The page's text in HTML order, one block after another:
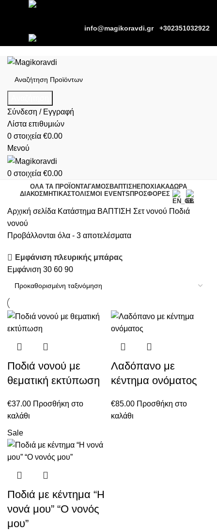
info@magikoravdi.gr| +302351032922
Σύνδεση / Εγγραφή
Λίστα επιθυμιών
0 στοιχεία €0.00
Μενού
0 στοιχεία €0.00
ΟΛΑ ΤΑ ΠΡΟΪΟΝΤΑΓΑΜΟΣΒΑΠΤΙΣΗΕΠΟΧΙΑΚΑΔΩΡΑ
ΔΙΑΚΟΣΜΗΤΙΚΑΣΤΟΛΙΣΜΟΙ EVENTSΠΡΟΣΦΟΡΕΣ
Αρχική σελίδα Κατάστημα ΒΑΠΤΙΣΗ Σετ νονού Ποδιά
νονού
Προβάλλονται όλα - 3 αποτελέσματα
Εμφάνιση πλευρικής μπάρας
Εμφάνιση 30 60 90
Ποδιά νονού με
θεματική εκτύπωση
€37.00 Προσθήκη στο
καλάθι
Λαδόπανο με
κέντημα ονόματος
€85.00 Προσθήκη στο
καλάθι
Sale
Ποδιά με κέντημα “Η
νονά μου” “Ο νονός
μου”